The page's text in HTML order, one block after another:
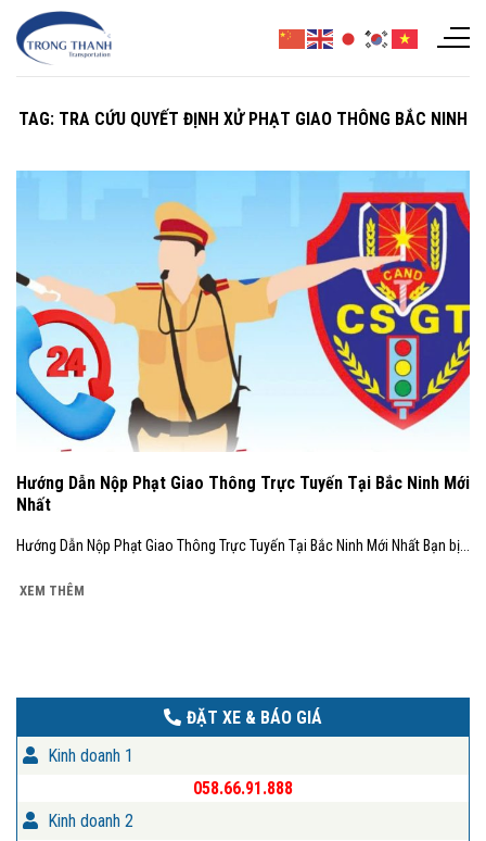
Chuyển
đến
TAG: TRA CỨU QUYẾT ĐỊNH XỬ PHẠT GIAO THÔNG BẮC NINH
Hướng Dẫn Nộp Phạt Giao Thông Trực Tuyến Tại Bắc Ninh Mới
Nhất
Hướng Dẫn Nộp Phạt Giao Thông Trực Tuyến Tại Bắc Ninh Mới Nhất Bạn bị...
XEM THÊM
ĐẶT XE & BÁO GIÁ
Kinh doanh 1
058.66.91.888
Kinh doanh 2